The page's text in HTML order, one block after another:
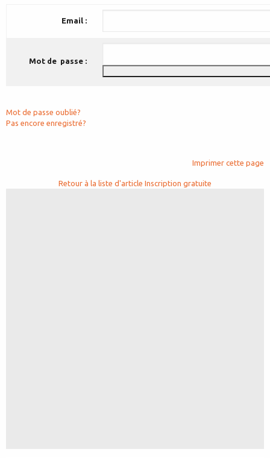
Email :
Mot de passe :
Mot de passe oublié?
Pas encore enregistré?
Imprimer cette page
Retour à la liste d'article Inscription gratuite